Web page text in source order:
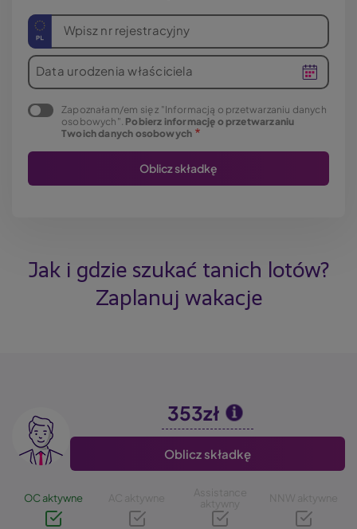
Wpisz nr rejestracyjny
Data urodzenia właściciela
Zapoznałam/em się z "Informacją o przetwarzaniu danych
osobowych". Pobierz informację o przetwarzaniu
Twoich danych osobowych
Jak i gdzie szukać tanich lotów?
Zaplanuj wakacje
Image 353zł
Oblicz składkę
OC aktywne AC aktywne
Assistance
aktywny
NNW aktywne